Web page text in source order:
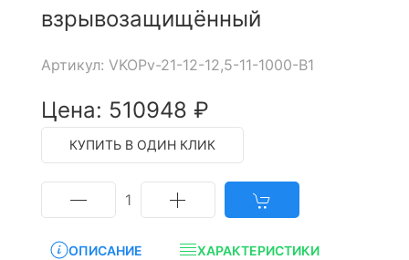
взрывозащищённый
Артикул: VKOPv-21-12-12,5-11-1000-B1
Цена: 510948 ₽
КУПИТЬ В ОДИН КЛИК
1
ОПИСАНИЕ
ХАРАКТЕРИСТИКИ